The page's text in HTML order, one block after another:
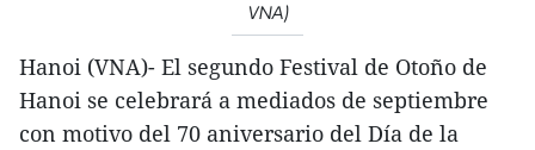
VNA)
Hanoi (VNA)- El segundo Festival de Otoño de
Hanoi se celebrará a mediados de septiembre
con motivo del 70 aniversario del Día de la